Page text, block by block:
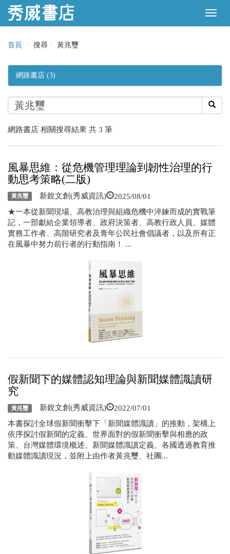
首頁 搜尋 黃兆璽
網路書店 (3)
網路書店 相關搜尋結果 共 3 筆
風暴思維：從危機管理理論到韌性治理的行
動思考策略(二版)
黃兆璽 新銳文創(秀威資訊) 2025/08/01
★一本從新聞現場、高教治理與組織危機中淬鍊而成的實戰筆
記，一部獻給企業領導者、政府決策者、高教行政人員、媒體
實務工作者、高階研究者及青年公民社會倡議者，以及所有正
在風暴中努力前行者的行動指南！ ...
假新聞下的媒體認知理論與新聞媒體識讀研
究
黃兆璽 新銳文創(秀威資訊) 2022/07/01
本書探討全球假新聞衝擊下「新聞媒體識讀」的推動，架構上
依序探討假新聞的定義、世界面對的假新聞衝擊與相應的政
策、台灣媒體環境概述、新聞媒體識讀定義、各國透過教育推
動媒體識讀現況，並附上由作者黃兆璽、社團...